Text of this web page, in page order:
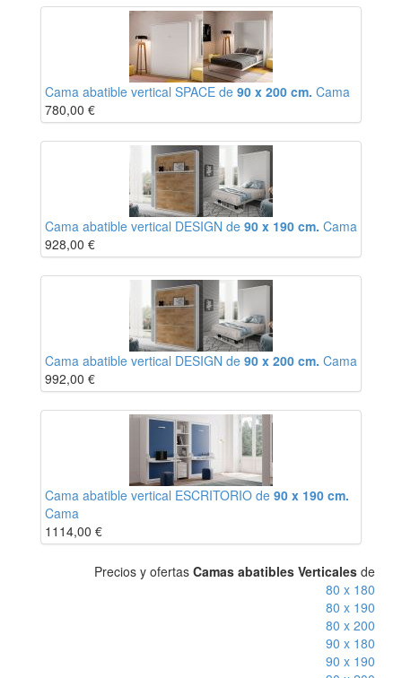
Cama abatible vertical SPACE de 90 x 200 cm. Cama
780,00 €
Cama abatible vertical DESIGN de 90 x 190 cm. Cama
928,00 €
Cama abatible vertical DESIGN de 90 x 200 cm. Cama
992,00 €
Cama abatible vertical ESCRITORIO de 90 x 190 cm.
Cama
1114,00 €
Precios y ofertas Camas abatibles Verticales de
80 x 180
80 x 190
80 x 200
90 x 180
90 x 190